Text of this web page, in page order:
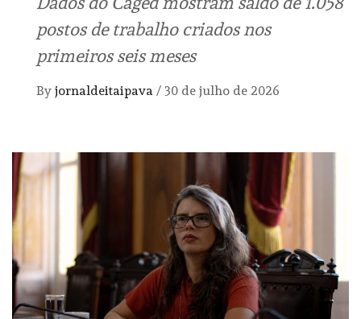
postos de trabalho criados nos
primeiros seis meses
By jornaldeitaipava / 30 de julho de 2026